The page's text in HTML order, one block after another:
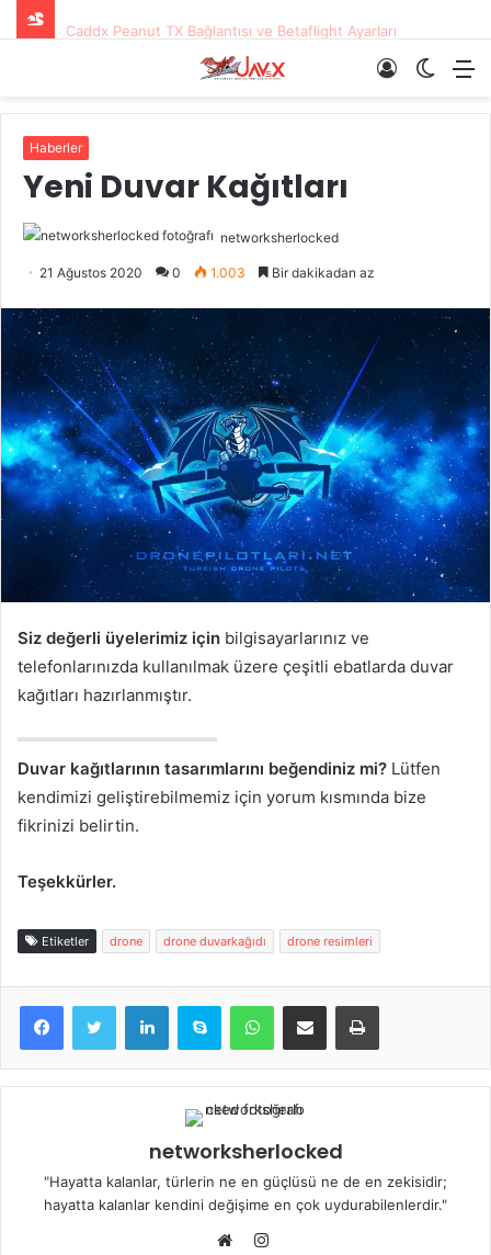
Dış
Giriş
Haberler
Yeni Duvar Kağıtları
networksherlocked
21 Ağustos 2020 0 1.003 Bir dakikadan az
Siz değerli üyelerimiz için bilgisayarlarınız ve
telefonlarınızda kullanılmak üzere çeşitli ebatlarda duvar
kağıtları hazırlanmıştır.
Duvar kağıtlarının tasarımlarını beğendiniz mi? Lütfen
kendimizi geliştirebilmemiz için yorum kısmında bize
fikrinizi belirtin.
Teşekkürler.
Etiketler drone drone duvarkağıdı drone resimleri
LinkedInSkype WhatsAppE-Posta ile paylaş Yazdır
networksherlocked
"Hayatta kalanlar, türlerin ne en güçlüsü ne de en zekisidir;
hayatta kalanlar kendini değişime en çok uydurabilenlerdir."
Instagram